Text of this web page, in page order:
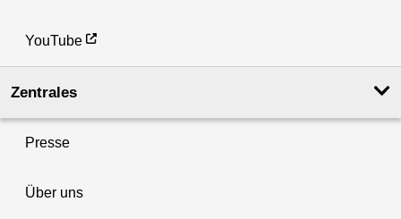
YouTube
Zentrales
Presse
Über uns